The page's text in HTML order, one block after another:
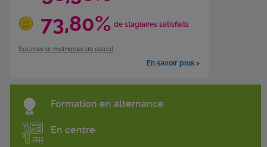
73,80% de stagiaires satisfaits
Sources et méthodes de calcul
En savoir plus >
Formation en alternance
En centre